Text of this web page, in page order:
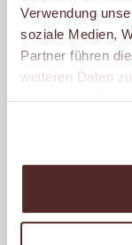
Verwendung
soziale Medien,
Partner führen
weiteren Daten
zum Lachs
bis zum
verwenden
Gurken,
Dabei ist